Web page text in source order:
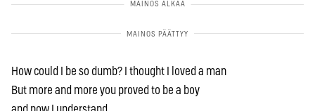
How could I be so dumb? I thought I loved a man
But more and more you proved to be a boy